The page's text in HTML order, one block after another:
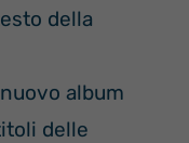
della
album
delle